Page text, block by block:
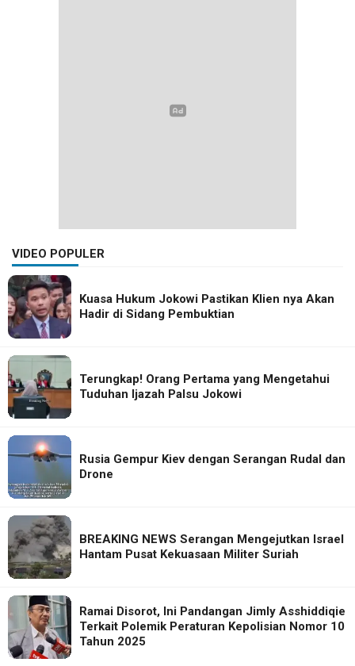
VIDEO POPULER
Kuasa Hukum Jokowi Pastikan Klien nya Akan
Hadir di Sidang Pembuktian
Terungkap! Orang Pertama yang Mengetahui
Tuduhan Ijazah Palsu Jokowi
Rusia Gempur Kiev dengan Serangan Rudal dan
Drone
BREAKING NEWS Serangan Mengejutkan Israel
Hantam Pusat Kekuasaan Militer Suriah
Ramai Disorot, Ini Pandangan Jimly Asshiddiqie
Terkait Polemik Peraturan Kepolisian Nomor 10
Tahun 2025